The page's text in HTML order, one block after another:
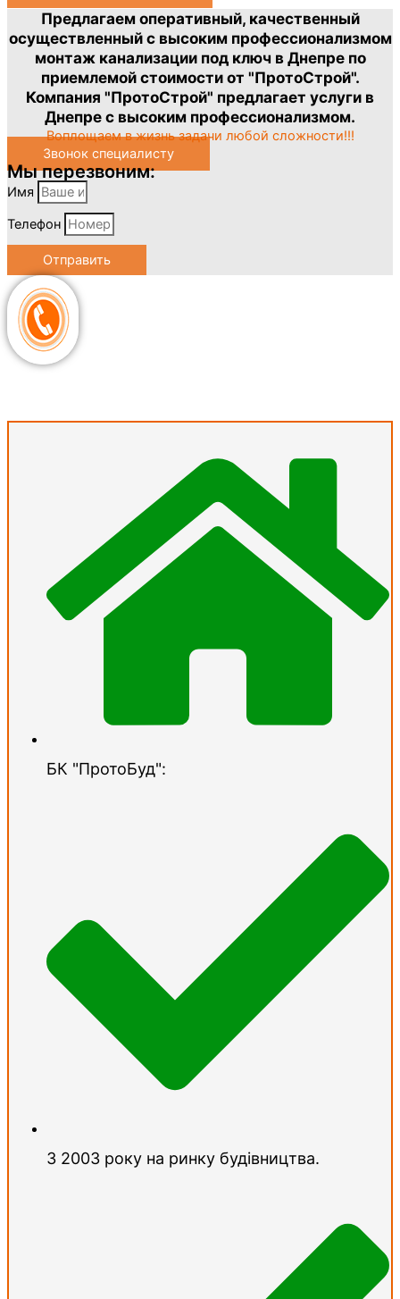
БК "ПротоБуд":
З 2003 року на ринку будівництва.
Предлагаем оперативный, качественный
осуществленный с высоким профессионализмом
монтаж канализации под ключ в Днепре по
приемлемой стоимости от "ПротоСтрой".
Компания "ПротоСтрой" предлагает услуги в
Днепре с высоким профессионализмом.
Воплощаем в жизнь задачи любой сложности!!!
Звонок специалисту
Мы перезвоним:
Имя
Телефон
Отправить